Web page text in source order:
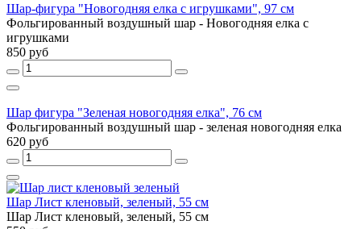
Шар-фигура "Новогодняя елка с игрушками", 97 см
Фольгированный воздушный шар - Новогодняя елка с
игрушками
850 руб
Шар фигура "Зеленая новогодняя елка", 76 см
Фольгированный воздушный шар - зеленая новогодняя елка
620 руб
Шар Лист кленовый, зеленый, 55 см
Шар Лист кленовый, зеленый, 55 см